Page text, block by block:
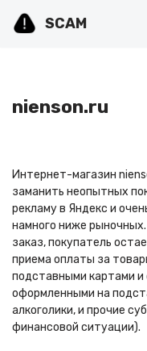
SCAM
nienson.ru
Интернет-магазин
заманить неопытных
рекламу в Яндекс и
намного ниже
заказ, покупатель
приема оплаты за
подставными картами и
оформленными на
алкоголики, и прочие
финансовой ситуации).